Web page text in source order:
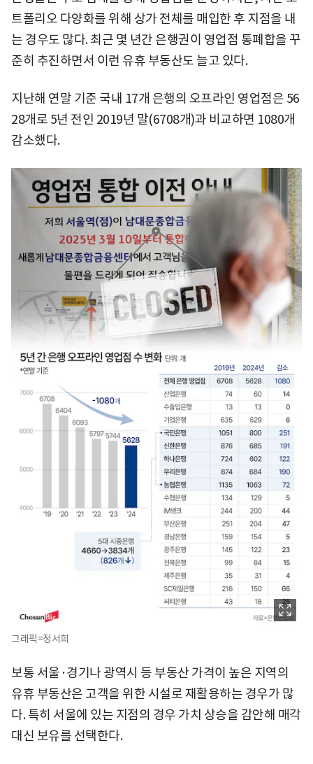
트폴리오 다양화를 위해 상가 전체를 매입한 후 지점을 내
는 경우도 많다. 최근 몇 년간 은행권이 영업점 통폐합을 꾸
준히 추진하면서 이런 유휴 부동산도 늘고 있다.
지난해 연말 기준 국내 17개 은행의 오프라인 영업점은 56
28개로 5년 전인 2019년 말(6708개)과 비교하면 1080개
감소했다.
그래픽=정서희
보통 서울·경기나 광역시 등 부동산 가격이 높은 지역의
유휴 부동산은 고객을 위한 시설로 재활용하는 경우가 많
다. 특히 서울에 있는 지점의 경우 가치 상승을 감안해 매각
대신 보유를 선택한다.